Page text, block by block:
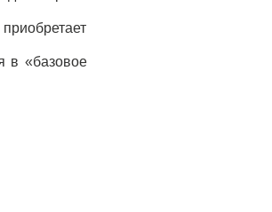
в «базовое